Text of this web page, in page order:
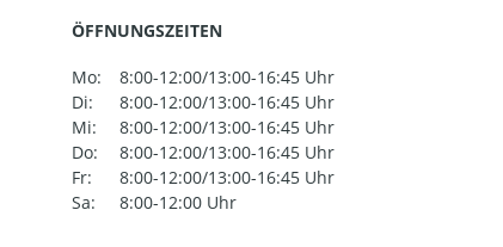
ÖFFNUNGSZEITEN
Mo:
8:00-12:00/13:00-16:45 Uhr
Di:
8:00-12:00/13:00-16:45 Uhr
Mi:
8:00-12:00/13:00-16:45 Uhr
Do:
8:00-12:00/13:00-16:45 Uhr
Fr:
8:00-12:00/13:00-16:45 Uhr
Sa:
8:00-12:00 Uhr